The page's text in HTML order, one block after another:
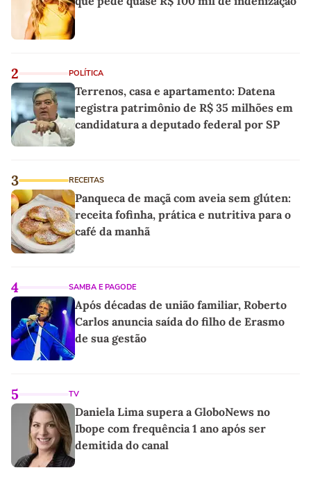
2 POLÍTICA
Terrenos, casa e apartamento: Datena
registra patrimônio de R$ 35 milhões em
candidatura a deputado federal por SP
3 RECEITAS
Panqueca de maçã com aveia sem glúten:
receita fofinha, prática e nutritiva para o
café da manhã
4 SAMBA E PAGODE
Após décadas de união familiar, Roberto
Carlos anuncia saída do filho de Erasmo
de sua gestão
5 TV
Daniela Lima supera a GloboNews no
Ibope com frequência 1 ano após ser
demitida do canal